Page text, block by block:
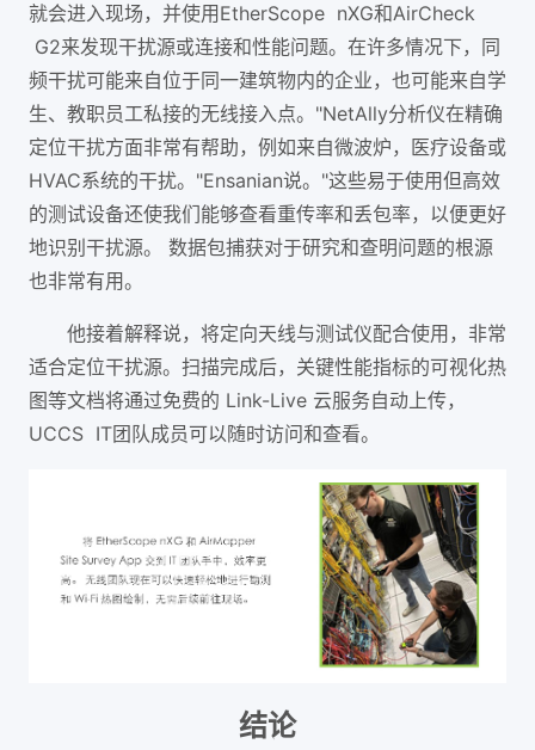
就会进入现场，并使用EtherScope nXG和AirCheck
G2来发现干扰源或连接和性能问题。在许多情况下，同
频干扰可能来自位于同一建筑物内的企业，也可能来自学
生、教职员工私接的无线接入点。"NetAlly分析仪在精确
定位干扰方面非常有帮助，例如来自微波炉，医疗设备或
HVAC系统的干扰。"Ensanian说。"这些易于使用但高效
的测试设备还使我们能够查看重传率和丢包率，以便更好
地识别干扰源。 数据包捕获对于研究和查明问题的根源
也非常有用。
他接着解释说，将定向天线与测试仪配合使用，非常
适合定位干扰源。扫描完成后，关键性能指标的可视化热
图等文档将通过免费的 Link-Live 云服务自动上传，
UCCS IT团队成员可以随时访问和查看。
结论